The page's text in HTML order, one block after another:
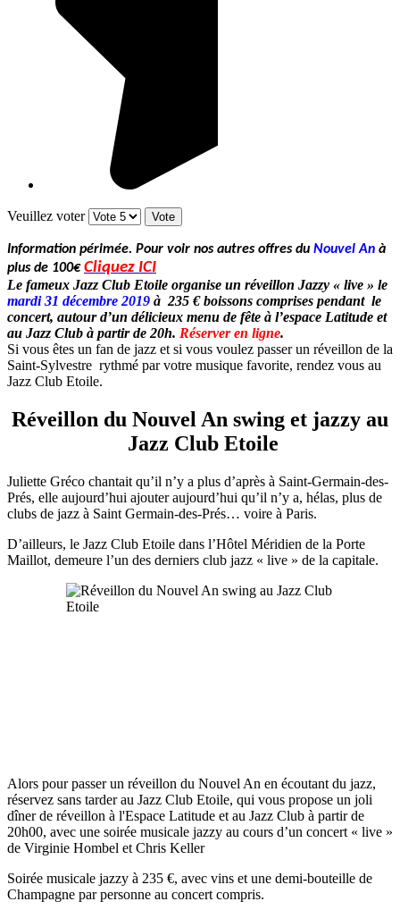
Veuillez voter
Information périmée. Pour voir nos autres offres du Nouvel An à
plus de 100€Cliquez ICI
Le fameux Jazz Club Etoile organise un réveillon Jazzy « live » le
mardi 31 décembre 2019 à 235 € boissons comprises pendant le
concert, autour d’un délicieux menu de fête à l’espace Latitude et
au Jazz Club à partir de 20h. Réserver en ligne.
Si vous êtes un fan de jazz et si vous voulez passer un réveillon de la
Saint-Sylvestre rythmé par votre musique favorite, rendez vous au
Jazz Club Etoile.
Réveillon du Nouvel An swing et jazzy au
Jazz Club Etoile
Juliette Gréco chantait qu’il n’y a plus d’après à Saint-Germain-des-
Prés, elle aujourd’hui ajouter aujourd’hui qu’il n’y a, hélas, plus de
clubs de jazz à Saint Germain-des-Prés… voire à Paris.
D’ailleurs, le Jazz Club Etoile dans l’Hôtel Méridien de la Porte
Maillot, demeure l’un des derniers club jazz « live » de la capitale.
Alors pour passer un réveillon du Nouvel An en écoutant du jazz,
réservez sans tarder au Jazz Club Etoile, qui vous propose un joli
dîner de réveillon à l'Espace Latitude et au Jazz Club à partir de
20h00, avec une soirée musicale jazzy au cours d’un concert « live »
de Virginie Hombel et Chris Keller
Soirée musicale jazzy à 235 €, avec vins et une demi-bouteille de
Champagne par personne au concert compris.